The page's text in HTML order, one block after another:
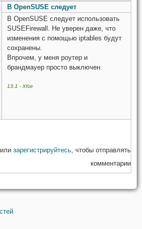
В OpenSUSE следует
В OpenSUSE следует использовать
SUSEFirewall. Не уверен даже, что
изменения с помощью iptables будут
сохранены.
Впрочем, у меня роутер и
брандмауер просто выключен.
13.1 - Xfce
или зарегистрируйтесь, чтобы отправлять
комментарии